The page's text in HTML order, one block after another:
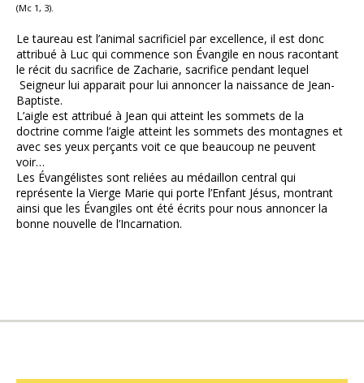
(Mc 1, 3).
Le taureau est l’animal sacrificiel par excellence, il est donc
attribué à Luc qui commence son Évangile en nous racontant
le récit du sacrifice de Zacharie, sacrifice pendant lequel
Seigneur lui apparait pour lui annoncer la naissance de Jean-
Baptiste.
L’aigle est attribué à Jean qui atteint les sommets de la
doctrine comme l’aigle atteint les sommets des montagnes et
avec ses yeux perçants voit ce que beaucoup ne peuvent
voir…
Les Évangélistes sont reliées au médaillon central qui
représente la Vierge Marie qui porte l’Enfant Jésus, montrant
ainsi que les Évangiles ont été écrits pour nous annoncer la
bonne nouvelle de l’Incarnation.